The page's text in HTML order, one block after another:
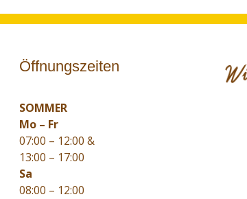
Öffnungszeiten
SOMMER
Mo – Fr
07:00 – 12:00 &
13:00 – 17:00
Sa
08:00 – 12:00